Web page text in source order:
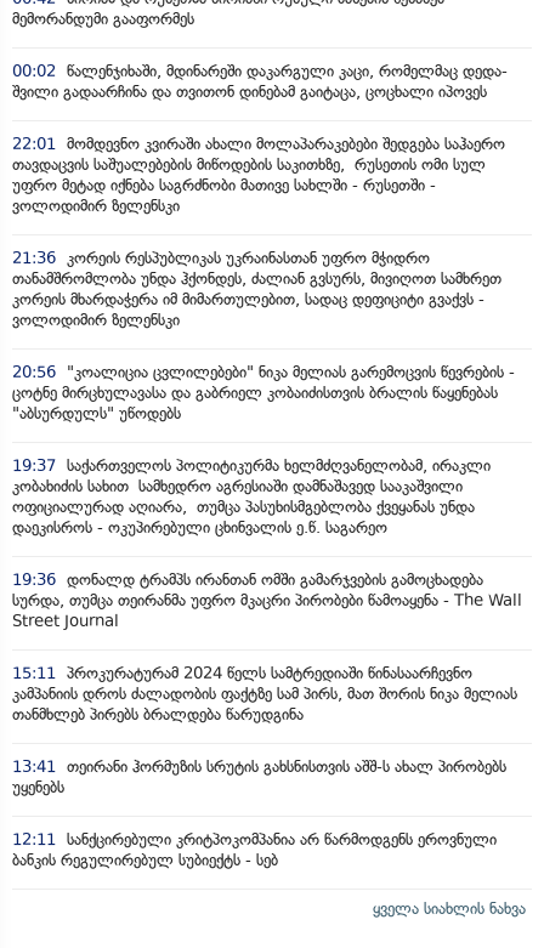
მემორანდუმი გააფორმეს
00:02
წალენჯიხაში, მდინარეში დაკარგული კაცი, რომელმაც დედა-
შვილი გადაარჩინა და თვითონ დინებამ გაიტაცა, ცოცხალი იპოვეს
22:01
მომდევნო კვირაში ახალი მოლაპარაკებები შედგება საჰაერო
თავდაცვის საშუალებების მიწოდების საკითხზე, რუსეთის ომი სულ
უფრო მეტად იქნება საგრძნობი მათივე სახლში - რუსეთში -
ვოლოდიმირ ზელენსკი
21:36
კორეის რესპუბლიკას უკრაინასთან უფრო მჭიდრო
თანამშრომლობა უნდა ჰქონდეს, ძალიან გვსურს, მივიღოთ სამხრეთ
კორეის მხარდაჭერა იმ მიმართულებით, სადაც დეფიციტი გვაქვს -
ვოლოდიმირ ზელენსკი
20:56
"კოალიცია ცვლილებები" ნიკა მელიას გარემოცვის წევრების -
ცოტნე მირცხულავასა და გაბრიელ კობაიძისთვის ბრალის წაყენებას
"აბსურდულს" უწოდებს
19:37 საქართველოს პოლიტიკურმა ხელმძღვანელობამ, ირაკლი
კობახიძის სახით სამხედრო აგრესიაში დამნაშავედ სააკაშვილი
ოფიციალურად აღიარა, თუმცა პასუხისმგებლობა ქვეყანას უნდა
დაეკისროს - ოკუპირებული ცხინვალის ე.წ. საგარეო
19:36 დონალდ ტრამპს ირანთან ომში გამარჯვების გამოცხადება
სურდა, თუმცა თეირანმა უფრო მკაცრი პირობები წამოაყენა - The Wall
Street Journal
15:11
პროკურატურამ 2024 წელს სამტრედიაში წინასაარჩევნო
კამპანიის დროს ძალადობის ფაქტზე სამ პირს, მათ შორის ნიკა მელიას
თანმხლებ პირებს ბრალდება წარუდგინა
13:41
თეირანი ჰორმუზის სრუტის გახსნისთვის აშშ-ს ახალ პირობებს
უყენებს
12:11
სანქცირებული კრიტპოკომპანია არ წარმოდგენს ეროვნული
ბანკის რეგულირებულ სუბიექტს - სებ
ყველა სიახლის ნახვა